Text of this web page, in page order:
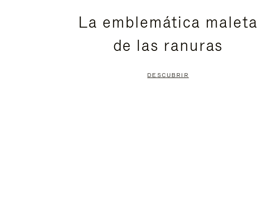
PAUSADO,
ESTÁ
DESACTIVADO:
La emblemática maleta
de las ranuras
DESCUBRIR